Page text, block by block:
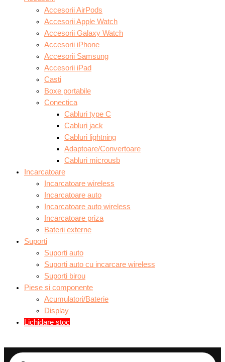
Accesorii AirPods
Accesorii Apple Watch
Accesorii Galaxy Watch
Accesorii iPhone
Accesorii Samsung
Accesorii iPad
Casti
Boxe portabile
Conectica
Cabluri type C
Cabluri jack
Cabluri lightning
Adaptoare/Convertoare
Cabluri microusb
Incarcatoare
Incarcatoare wireless
Incarcatoare auto
Incarcatoare auto wireless
Incarcatoare priza
Baterii externe
Suporti
Suporti auto
Suporti auto cu incarcare wireless
Suporti birou
Piese si componente
Acumulatori/Baterie
Display
Lichidare stoc
search